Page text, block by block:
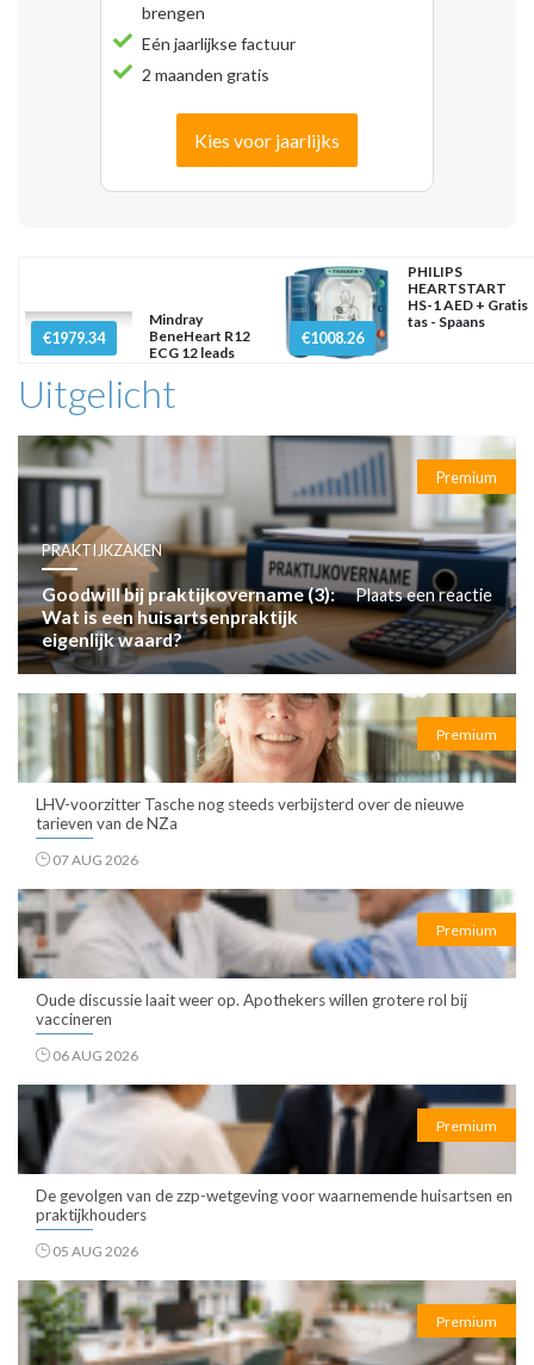
brengen
Eén jaarlijkse factuur
2 maanden gratis
Kies voor jaarlijks
€1979.34
Mindray
BeneHeart R12
ECG 12 leads
€1008.26
PHILIPS
HEARTSTART
HS-1 AED + Gratis
tas - Spaans
Uitgelicht
Premium
PRAKTIJKZAKEN
Goodwill bij praktijkovername (3):
Wat is een huisartsenpraktijk
eigenlijk waard?
Plaats een reactie
Premium
LHV-voorzitter Tasche nog steeds verbijsterd over de nieuwe
tarieven van de NZa
07 AUG 2026
Premium
Oude discussie laait weer op. Apothekers willen grotere rol bij
vaccineren
06 AUG 2026
Premium
De gevolgen van de zzp-wetgeving voor waarnemende huisartsen en
praktijkhouders
05 AUG 2026
Premium